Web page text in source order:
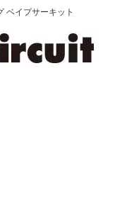
ベイプサーキット